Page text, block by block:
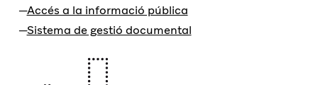
Accés a la informació pública
Sistema de gestió documental